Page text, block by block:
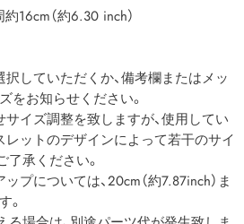
16cm（約6.30 inch）
択していただくか、備考欄またはメッ
をお知らせください。
サイズ調整を致しますが、使用してい
レットのデザインによって若干のサイ
了承ください。
プについては、20cm（約7.87inch）ま
。